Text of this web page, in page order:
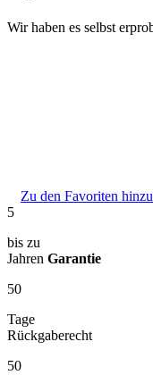
Wir haben es selbst
Zu den Favoriten
5
bis zu
Jahren Garantie
50
Tage
Rückgaberecht
50